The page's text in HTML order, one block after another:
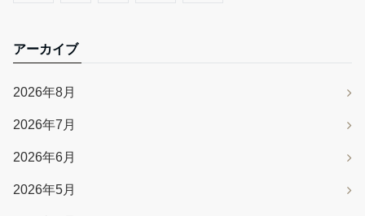
アーカイブ
2026年8月
2026年7月
2026年6月
2026年5月